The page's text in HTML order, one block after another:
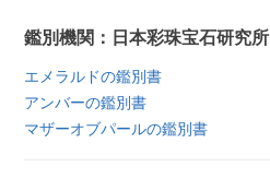
鑑別機関：日本彩珠宝石研究所
エメラルドの鑑別書
アンバーの鑑別書
マザーオブパールの鑑別書